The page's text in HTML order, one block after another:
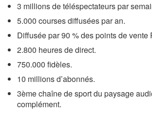
3 millions de téléspectateurs par
5.000 courses diffusées par an.
Diffusée par 90 % des points de vente
2.800 heures de direct.
750.000 fidèles.
10 millions d’abonnés.
3ème chaîne de sport du paysage
complément.